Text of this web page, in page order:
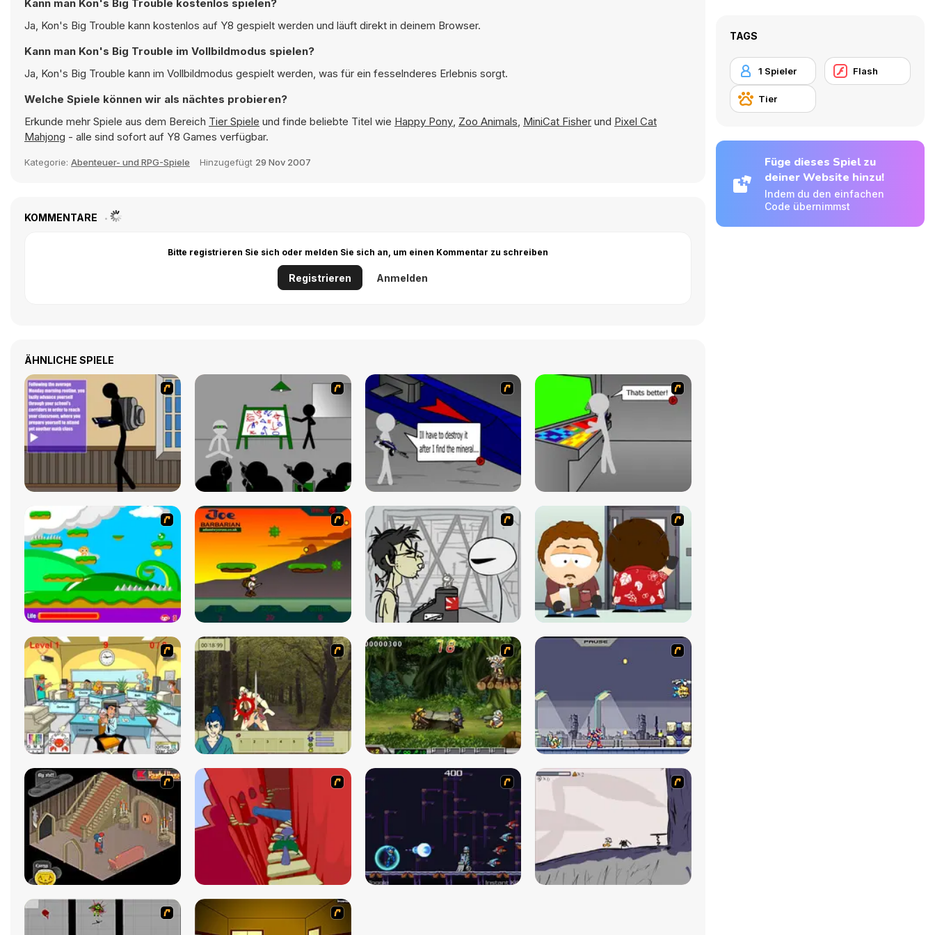
Kann man Kon's Big Trouble kostenlos spielen?
Ja, Kon's Big Trouble kann kostenlos auf Y8 gespielt werden und läuft direkt in deinem Browser.
Kann man Kon's Big Trouble im Vollbildmodus spielen?
Ja, Kon's Big Trouble kann im Vollbildmodus gespielt werden, was für ein fesselnderes Erlebnis sorgt.
Welche Spiele können wir als nächtes probieren?
Erkunde mehr Spiele aus dem Bereich Tier Spiele und finde beliebte Titel wie Happy Pony, Zoo Animals, MiniCat Fisher und Pixel Cat
Mahjong - alle sind sofort auf Y8 Games verfügbar.
Kategorie: Abenteuer- und RPG-Spiele Hinzugefügt 29 Nov 2007
KOMMENTARE
Bitte registrieren Sie sich oder melden Sie sich an, um einen Kommentar zu schreiben
Registrieren Anmelden
ÄHNLICHE SPIELE
TAGS
1 Spieler Flash
Tier
Füge dieses Spiel zu
deiner Website hinzu!
Indem du den einfachen
Code übernimmst